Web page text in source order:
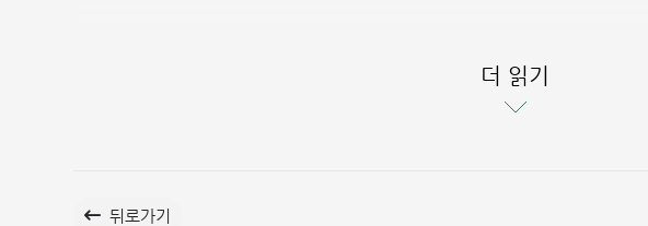
프리베나 13(Prevenar 13, PCV13): 13가지 폐렴구균 혈청형을 예방합니다.
더 읽기
뒤로가기